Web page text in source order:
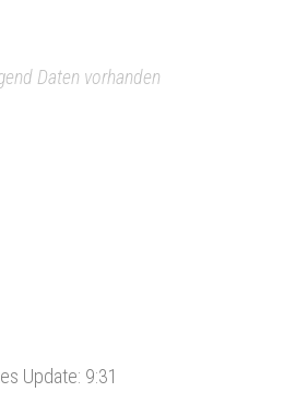
Daten vorhanden
Update: 9:31